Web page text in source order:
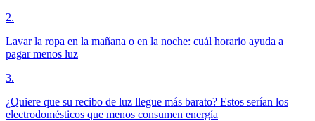
2.
Lavar la ropa en la mañana o en la noche: cuál horario ayuda a
pagar menos luz
3.
¿Quiere que su recibo de luz llegue más barato? Estos serían los
electrodomésticos que menos consumen energía